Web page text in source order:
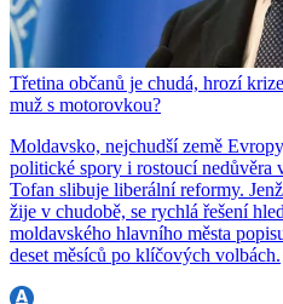
Třetina občanů je chudá, hrozí
muž s motorovkou?
Moldavsko, nejchudší země
politické spory i rostoucí nedůvěra
Tofan slibuje liberální reformy.
žije v chudobě, se rychlá řešení
moldavského hlavního města
deset měsíců po klíčových volbách.